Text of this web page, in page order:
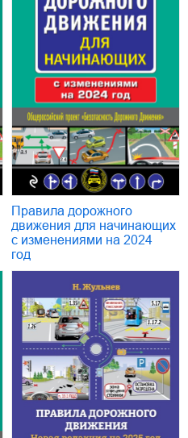
Правила дорожного
движения для начинающих
с изменениями на 2024
год